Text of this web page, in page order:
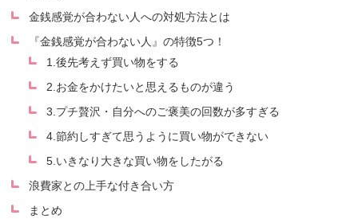
金銭感覚が合わない人への対処方法とは
『金銭感覚が合わない人』の特徴5つ！
1.後先考えず買い物をする
2.お金をかけたいと思えるものが違う
3.プチ贅沢・自分へのご褒美の回数が多すぎる
4.節約しすぎて思うように買い物ができない
5.いきなり大きな買い物をしたがる
浪費家との上手な付き合い方
まとめ